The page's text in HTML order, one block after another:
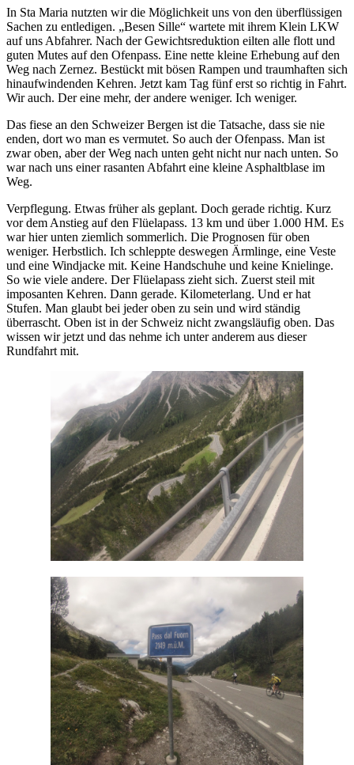
In Sta Maria nutzten wir die Möglichkeit uns von den überflüssigen
Sachen zu entledigen. „Besen Sille“ wartete mit ihrem Klein LKW
auf uns Abfahrer. Nach der Gewichtsreduktion eilten alle flott und
guten Mutes auf den Ofenpass. Eine nette kleine Erhebung auf den
Weg nach Zernez. Bestückt mit bösen Rampen und traumhaften sich
hinaufwindenden Kehren. Jetzt kam Tag fünf erst so richtig in Fahrt.
Wir auch. Der eine mehr, der andere weniger. Ich weniger.
Das fiese an den Schweizer Bergen ist die Tatsache, dass sie nie
enden, dort wo man es vermutet. So auch der Ofenpass. Man ist
zwar oben, aber der Weg nach unten geht nicht nur nach unten. So
war nach uns einer rasanten Abfahrt eine kleine Asphaltblase im
Weg.
Verpflegung. Etwas früher als geplant. Doch gerade richtig. Kurz
vor dem Anstieg auf den Flüelapass. 13 km und über 1.000 HM. Es
war hier unten ziemlich sommerlich. Die Prognosen für oben
weniger. Herbstlich. Ich schleppte deswegen Ärmlinge, eine Veste
und eine Windjacke mit. Keine Handschuhe und keine Knielinge.
So wie viele andere. Der Flüelapass zieht sich. Zuerst steil mit
imposanten Kehren. Dann gerade. Kilometerlang. Und er hat
Stufen. Man glaubt bei jeder oben zu sein und wird ständig
überrascht. Oben ist in der Schweiz nicht zwangsläufig oben. Das
wissen wir jetzt und das nehme ich unter anderem aus dieser
Rundfahrt mit.